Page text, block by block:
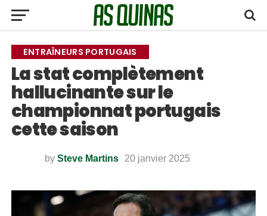
ENTRAÎNEURS PORTUGAIS
La stat complètement
hallucinante sur le
championnat portugais
cette saison
by Steve Martins 20 janvier 2025